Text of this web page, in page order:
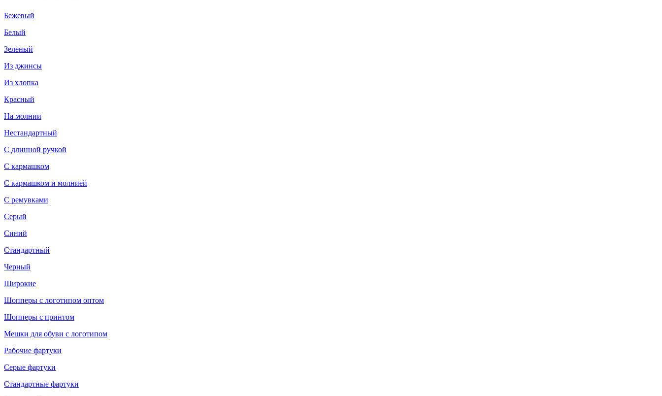
Бежевый
Белый
Зеленый
Из джинсы
Из хлопка
Красный
На молнии
Нестандартный
С длинной ручкой
С кармашком
С кармашком и молнией
С ремувками
Серый
Синий
Стандартный
Черный
Широкие
Шопперы с логотипом оптом
Шопперы с принтом
Мешки для обуви с логотипом
Рабочие фартуки
Серые фартуки
Стандартные фартуки